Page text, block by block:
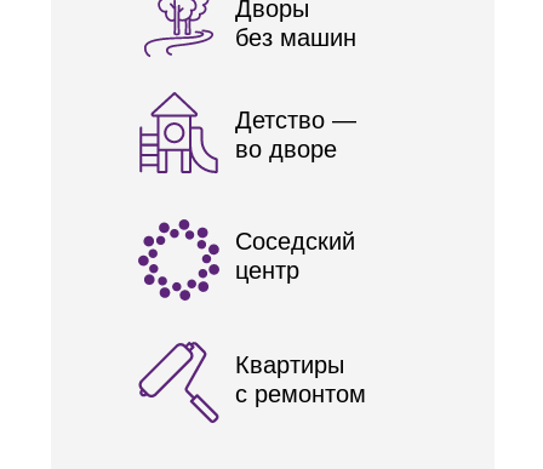
Дворы
без машин
Детство —
во дворе
Соседский
центр
Квартиры
с ремонтом